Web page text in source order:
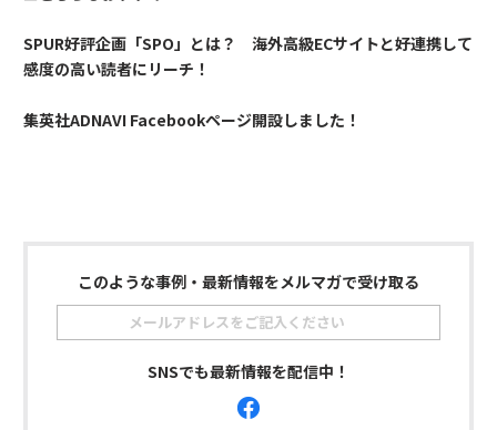
SPUR好評企画「SPO」とは？ 海外高級ECサイトと好連携して
感度の高い読者にリーチ！
集英社ADNAVI Facebookページ開設しました！
このような事例・最新情報をメルマガで受け取る
SNSでも最新情報を配信中！